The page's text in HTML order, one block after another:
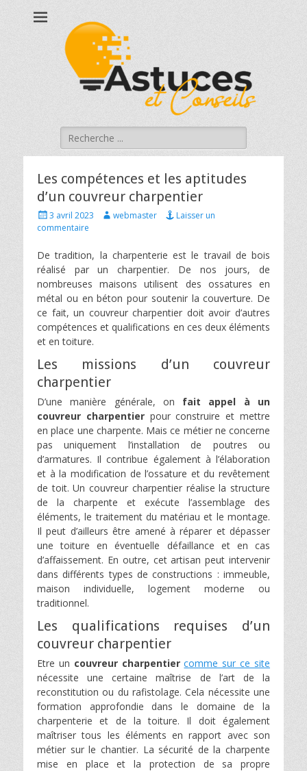
Astuces et conseils qui touchent à votre quotidien !
Rechercher :
Les compétences et les aptitudes
d’un couvreur charpentier
Posted
on
3 avril 2023 Author
webmaster
Laisser un
commentaire
De tradition, la charpenterie est le travail de bois
réalisé par un charpentier. De nos jours, de
nombreuses maisons utilisent des ossatures en
métal ou en béton pour soutenir la couverture. De
ce fait, un couvreur charpentier doit avoir d’autres
compétences et qualifications en ces deux éléments
et en toiture.
Les missions d’un couvreur
charpentier
D’une manière générale, on fait appel à un
couvreur charpentierpour construire et mettre
en place une charpente. Mais ce métier ne concerne
pas uniquement l’installation de poutres ou
d’armatures. Il contribue également à l’élaboration
et à la modification de l’ossature et du revêtement
de toit. Un couvreur charpentier réalise la structure
de la charpente et exécute l’assemblage des
éléments, le traitement du matériau et le montage.
Il peut d’ailleurs être amené à réparer et dépasser
une toiture en éventuelle défaillance et en cas
d’affaissement. En outre, cet artisan peut intervenir
dans différents types de constructions : immeuble,
maison individuelle, logement moderne ou
traditionnel.
Les qualifications requises d’un
couvreur charpentier
Etre un couvreur charpentier comme sur ce site
nécessite une certaine maîtrise de l’art de la
reconstitution ou du rafistolage. Cela nécessite une
formation approfondie dans le domaine de la
charpenterie et de la toiture. Il doit également
maîtriser tous les éléments en rapport avec son
métier sur le chantier. La sécurité de la charpente
mise en place et la protection de sa propre